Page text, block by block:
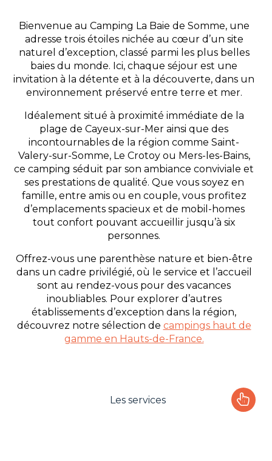
Bienvenue au Camping La Baie de Somme, une
adresse trois étoiles nichée au cœur d’un site
naturel d’exception, classé parmi les plus belles
baies du monde. Ici, chaque séjour est une
invitation à la détente et à la découverte, dans un
environnement préservé entre terre et mer.
Idéalement situé à proximité immédiate de la
plage de Cayeux-sur-Mer ainsi que des
incontournables de la région comme Saint-
Valery-sur-Somme, Le Crotoy ou Mers-les-Bains,
ce camping séduit par son ambiance conviviale et
ses prestations de qualité. Que vous soyez en
famille, entre amis ou en couple, vous profitez
d’emplacements spacieux et de mobil-homes
tout confort pouvant accueillir jusqu’à six
personnes.
Offrez-vous une parenthèse nature et bien-être
dans un cadre privilégié, où le service et l’accueil
sont au rendez-vous pour des vacances
inoubliables. Pour explorer d’autres
établissements d’exception dans la région,
découvrez notre sélection de campings haut de
gamme en Hauts-de-France.
Les services